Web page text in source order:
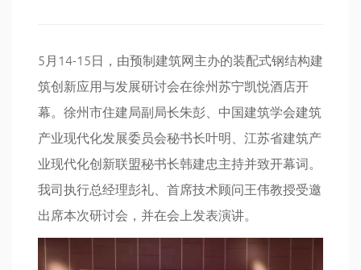
5月14-15日，由预制建筑网主办的装配式钢结构建
筑创新应用与发展研讨会在徐州苏宁凯悦酒店开
幕。徐州市住建局副局长朱彭、中国建筑学会建筑
产业现代化发展委员会秘书长叶明、江苏省建筑产
业现代化创新联盟秘书长韩建忠主持并致开幕词。
我司执行总经理彭礼、首席技术顾问王伟教授受邀
出席本次研讨会，并在会上发表演讲。